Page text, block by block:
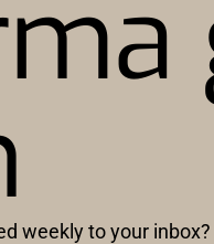
weekly to your inbox?